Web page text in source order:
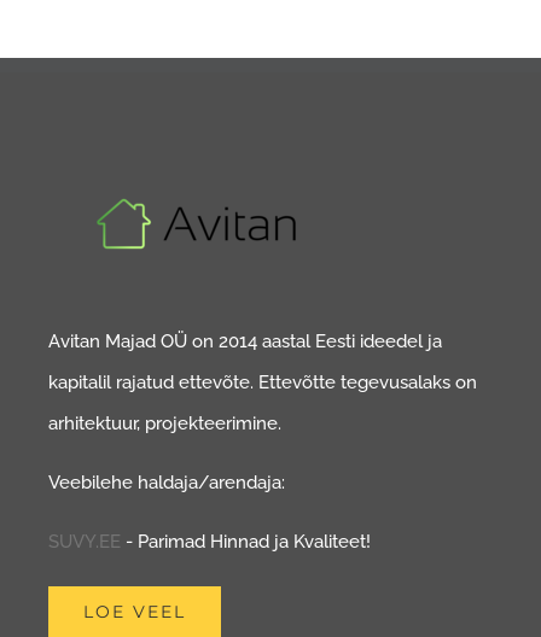
Avitan Majad OÜ on 2014 aastal Eesti ideedel ja
kapitalil rajatud ettevõte. Ettevõtte tegevusalaks on
arhitektuur, projekteerimine.
Veebilehe haldaja/arendaja:
SUVY.EE - Parimad Hinnad ja Kvaliteet!
LOE VEEL